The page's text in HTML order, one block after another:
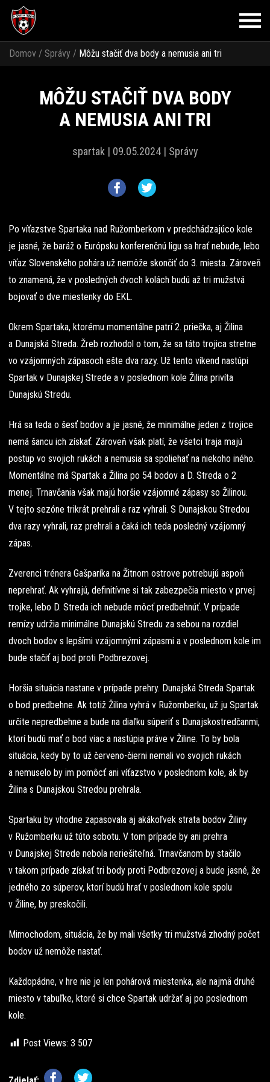
Domov / Správy / Môžu stačiť dva body a nemusia ani tri
MÔŽU STAČIŤ DVA BODY
A NEMUSIA ANI TRI
spartak | 09.05.2024 | Správy
Po víťazstve Spartaka nad Ružomberkom v predchádzajúco kole
je jasné, že baráž o Európsku konferenčnú ligu sa hrať nebude, lebo
víťaz Slovenského pohára už nemôže skončiť do 3. miesta. Zároveň
to znamená, že v posledných dvoch kolách budú až tri mužstvá
bojovať o dve miestenky do EKL.
Okrem Spartaka, ktorému momentálne patrí 2. priečka, aj Žilina
a Dunajská Streda. Žreb rozhodol o tom, že sa táto trojica stretne
vo vzájomných zápasoch ešte dva razy. Už tento víkend nastúpi
Spartak v Dunajskej Strede a v poslednom kole Žilina privíta
Dunajskú Stredu.
Hrá sa teda o šesť bodov a je jasné, že minimálne jeden z trojice
nemá šancu ich získať. Zároveň však platí, že všetci traja majú
postup vo svojich rukách a nemusia sa spoliehať na niekoho iného.
Momentálne má Spartak a Žilina po 54 bodov a D. Streda o 2
menej. Trnavčania však majú horšie vzájomné zápasy so Žilinou.
V tejto sezóne trikrát prehrali a raz vyhrali. S Dunajskou Stredou
dva razy vyhrali, raz prehrali a čaká ich teda posledný vzájomný
zápas.
Zverenci trénera Gašparíka na Žitnom ostrove potrebujú aspoň
neprehrať. Ak vyhrajú, definitívne si tak zabezpečia miesto v prvej
trojke, lebo D. Streda ich nebude môcť predbehnúť. V prípade
remízy udržia minimálne Dunajskú Stredu za sebou na rozdiel
dvoch bodov s lepšími vzájomnými zápasmi a v poslednom kole im
bude stačiť aj bod proti Podbrezovej.
Horšia situácia nastane v prípade prehry. Dunajská Streda Spartak
o bod predbehne. Ak totiž Žilina vyhrá v Ružomberku, už ju Spartak
určite nepredbehne a bude na diaľku súperiť s Dunajskostredčanmi,
ktorí budú mať o bod viac a nastúpia práve v Žiline. To by bola
situácia, kedy by to už červeno-čierni nemali vo svojich rukách
a nemuselo by im pomôcť ani víťazstvo v poslednom kole, ak by
Žilina s Dunajskou Stredou prehrala.
Spartaku by vhodne zapasovala aj akákoľvek strata bodov Žiliny
v Ružomberku už túto sobotu. V tom prípade by ani prehra
v Dunajskej Strede nebola neriešiteľná. Trnavčanom by stačilo
v takom prípade získať tri body proti Podbrezovej a bude jasné, že
jedného zo súperov, ktorí budú hrať v poslednom kole spolu
v Žiline, by preskočili.
Mimochodom, situácia, že by mali všetky tri mužstvá zhodný počet
bodov už nemôže nastať.
Každopádne, v hre nie je len pohárová miestenka, ale najmä druhé
miesto v tabuľke, ktoré si chce Spartak udržať aj po poslednom
kole.
Post Views: 3 507